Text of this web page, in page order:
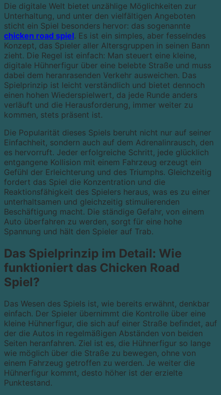
Die digitale Welt bietet unzählige Möglichkeiten zur
Unterhaltung, und unter den vielfältigen Angeboten
sticht ein Spiel besonders hervor: das sogenannte
chicken road spiel. Es ist ein simples, aber fesselndes
Konzept, das Spieler aller Altersgruppen in seinen Bann
zieht. Die Regel ist einfach: Man steuert eine kleine,
digitale Hühnerfigur über eine belebte Straße und muss
dabei dem heranrasenden Verkehr ausweichen. Das
Spielprinzip ist leicht verständlich und bietet dennoch
einen hohen Wiederspielwert, da jede Runde anders
verläuft und die Herausforderung, immer weiter zu
kommen, stets präsent ist.
Die Popularität dieses Spiels beruht nicht nur auf seiner
Einfachheit, sondern auch auf dem Adrenalinrausch, den
es hervorruft. Jeder erfolgreiche Schritt, jede glücklich
entgangene Kollision mit einem Fahrzeug erzeugt ein
Gefühl der Erleichterung und des Triumphs. Gleichzeitig
fordert das Spiel die Konzentration und die
Reaktionsfähigkeit des Spielers heraus, was es zu einer
unterhaltsamen und gleichzeitig stimulierenden
Beschäftigung macht. Die ständige Gefahr, von einem
Auto überfahren zu werden, sorgt für eine hohe
Spannung und hält den Spieler auf Trab.
Das Spielprinzip im Detail: Wie
funktioniert das Chicken Road
Spiel?
Das Wesen des Spiels ist, wie bereits erwähnt, denkbar
einfach. Der Spieler übernimmt die Kontrolle über eine
kleine Hühnerfigur, die sich auf einer Straße befindet, auf
der die Autos in regelmäßigen Abständen von beiden
Seiten heranfahren. Ziel ist es, die Hühnerfigur so lange
wie möglich über die Straße zu bewegen, ohne von
einem Fahrzeug getroffen zu werden. Je weiter die
Hühnerfigur kommt, desto höher ist der erzielte
Punktestand.